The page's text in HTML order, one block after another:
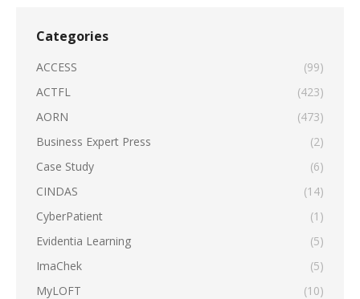
Categories
ACCESS
(99)
ACTFL
(423)
AORN
(473)
Business Expert Press
(2)
Case Study
(6)
CINDAS
(14)
CyberPatient
(1)
Evidentia Learning
(5)
ImaChek
(5)
MyLOFT
(10)